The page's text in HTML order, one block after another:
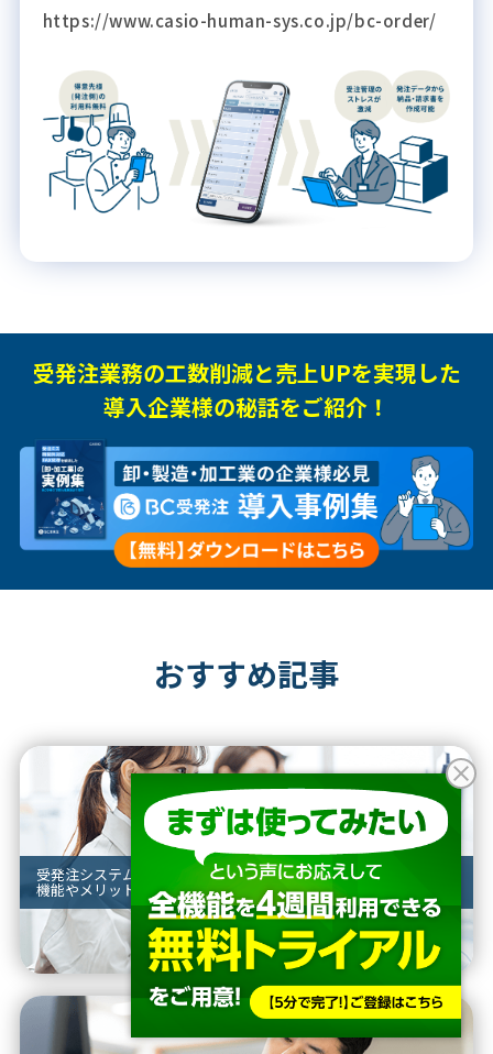
https://www.casio-human-sys.co.jp/bc-order/
受発注業務の工数削減と売上UPを実現した
導入企業様の秘話をご紹介！
おすすめ記事
受発注システムとは？
機能やメリットをご紹介